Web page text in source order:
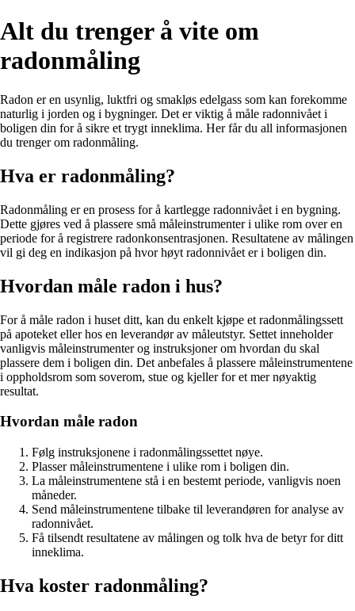
Alt du trenger å vite om
radonmåling
Radon er en usynlig, luktfri og smakløs edelgass som kan forekomme
naturlig i jorden og i bygninger. Det er viktig å måle radonnivået i
boligen din for å sikre et trygt inneklima. Her får du all informasjonen
du trenger om radonmåling.
Hva er radonmåling?
Radonmåling er en prosess for å kartlegge radonnivået i en bygning.
Dette gjøres ved å plassere små måleinstrumenter i ulike rom over en
periode for å registrere radonkonsentrasjonen. Resultatene av målingen
vil gi deg en indikasjon på hvor høyt radonnivået er i boligen din.
Hvordan måle radon i hus?
For å måle radon i huset ditt, kan du enkelt kjøpe et radonmålingssett
på apoteket eller hos en leverandør av måleutstyr. Settet inneholder
vanligvis måleinstrumenter og instruksjoner om hvordan du skal
plassere dem i boligen din. Det anbefales å plassere måleinstrumentene
i oppholdsrom som soverom, stue og kjeller for et mer nøyaktig
resultat.
Hvordan måle radon
Følg instruksjonene i radonmålingssettet nøye.
Plasser måleinstrumentene i ulike rom i boligen din.
La måleinstrumentene stå i en bestemt periode, vanligvis noen
måneder.
Send måleinstrumentene tilbake til leverandøren for analyse av
radonnivået.
Få tilsendt resultatene av målingen og tolk hva de betyr for ditt
inneklima.
Hva koster radonmåling?